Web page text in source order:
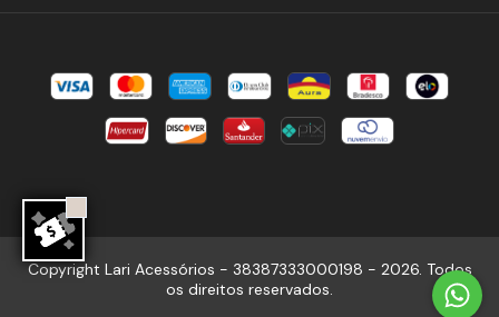
Copyright Lari Acessórios - 38387333000198 - 2026. Todos
os direitos reservados.